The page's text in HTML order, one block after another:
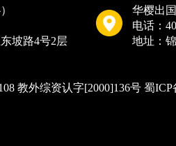
坡路4号2层
华樱出
电话：
地址：
教外综资认字[2000]136号 蜀